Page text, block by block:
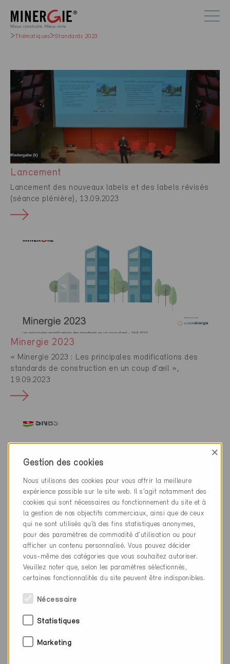
Thématiques Standards 2023
Lancement
Lancement des nouveaux labels et des labels révisés
(séance plénière), 13.09.2023
Minergie 2023
« Minergie 2023 : Les principales modifications des
standards de construction en un coup d'œil »,
19.09.2023
SNBS-Bâtiment
« SNBS-Bâtiment : Les principaux changements
expliqués de manière compacte », 20.09.2023
Gestion des cookies
×
Nous utilisons des cookies pour vous offrir la meilleure
expérience possible sur le site web. Il s'agit notamment des
cookies qui sont nécessaires au fonctionnement du site et à
la gestion de nos objectifs commerciaux, ainsi que de ceux
qui ne sont utilisés qu’à des fins statistiques anonymes,
pour des paramètres de commodité d’utilisation ou pour
afficher un contenu personnalisé. Vous pouvez décider
vous-même des catégories que vous souhaitez autoriser.
Veuillez noter que, selon les paramètres sélectionnés,
certaines fonctionnalités du site peuvent être indisponibles.
Nécessaire
Statistiques
Marketing